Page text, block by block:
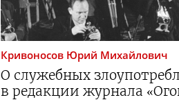
Кривоносов Юрий Михайлович
О служебных
в редакции журнала